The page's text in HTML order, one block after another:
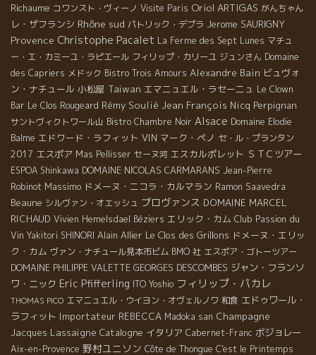
Richaume コワンスト・ヴィーノ Visite Paris Oriol ARTIGAS がんちゃん
レ・ザフランシ Rhône sud パトリック・デプラ Jerome SAURIGNY
Provence Christophe Pacalet La Ferme des Sept Lunes マチュ
ー・エ・カミーユ・ラピエール フィリップ・カリーユ ジュンさん Domaine
des Capriers メドック Bistro Trois Amours Alexandre Bain ビュヴォ
ン・ナチュール 小松屋 Taiwan エマニュエル・ラセーニュ Le Clown
Bar Le Clos Rougeard Rémy Soulié Jean François Nicq Perpignan
サントヴィクトワール山 Bistro Chambre Noir Alsace Domaine Elodie
Balme エドワード・ラフィット VIN マーク・ペノ セ・ル・プランタン
2017 エスポア Mas Pellisser セーヌ河 エスカルポレット ＳＴＣツアー
ESPOA Shinkawa DOMAINE NICOLAS CARMARANS Jean-Pierre
Robinot Massimo ドメーヌ・ニコラ・カルマラン Ramon Saavedra
Beaune シルヴァン・オエッシュ プロヴァンス DOMAINE MARCEL
RICHAUD Vivien Hemelsdael Béziers エリック・カム Club Passion du
Vin Yakitori SHINORI Alain Allier Le Clos des Grillons ドメーヌ・エリッ
ク・カム ヴァン・ナチュール見本市ビム BMO 社 エスポア・ゴトーツアー
DOMAINE PHILIPPE VALETTE GEORGES DESCOMBES ジャン・フランソ
ワ・ニック Eric Pfifferling ITO Yoshio フィリップ・パカレ
THOMAS PICO エマニュエル・ウイヨン・オヴェルノワ 和食 エドゥワール・
ラフィット Importateur REBECCA Madoka san Champagne
Jacques Lassaigne Catalogne イタリア Cabernet-Franc ボジョレー
Aix-en-Provence 野村ユニソン Côte de Thongue C'est le Printemps